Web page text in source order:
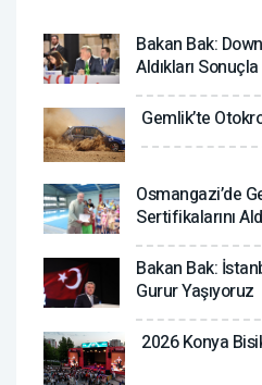
Bakan Bak:
Aldıkları
Gemlik’te
Osmangazi’de
Sertifikalarını
Bakan Bak:
Gurur Yaşıyoruz
2026 Konya